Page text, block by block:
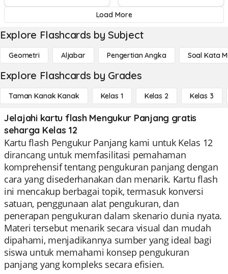
Load More
Explore Flashcards by Subject
Geometri Aljabar Pengertian Angka Soal Kata
Explore Flashcards by Grades
Taman Kanak Kanak Kelas 1 Kelas 2 Kelas 3
Jelajahi kartu flash Mengukur Panjang gratis
seharga Kelas 12
Kartu flash Pengukur Panjang kami untuk Kelas 12
dirancang untuk memfasilitasi pemahaman
komprehensif tentang pengukuran panjang dengan
cara yang disederhanakan dan menarik. Kartu flash
ini mencakup berbagai topik, termasuk konversi
satuan, penggunaan alat pengukuran, dan
penerapan pengukuran dalam skenario dunia nyata.
Materi tersebut menarik secara visual dan mudah
dipahami, menjadikannya sumber yang ideal bagi
siswa untuk memahami konsep pengukuran
panjang yang kompleks secara efisien.